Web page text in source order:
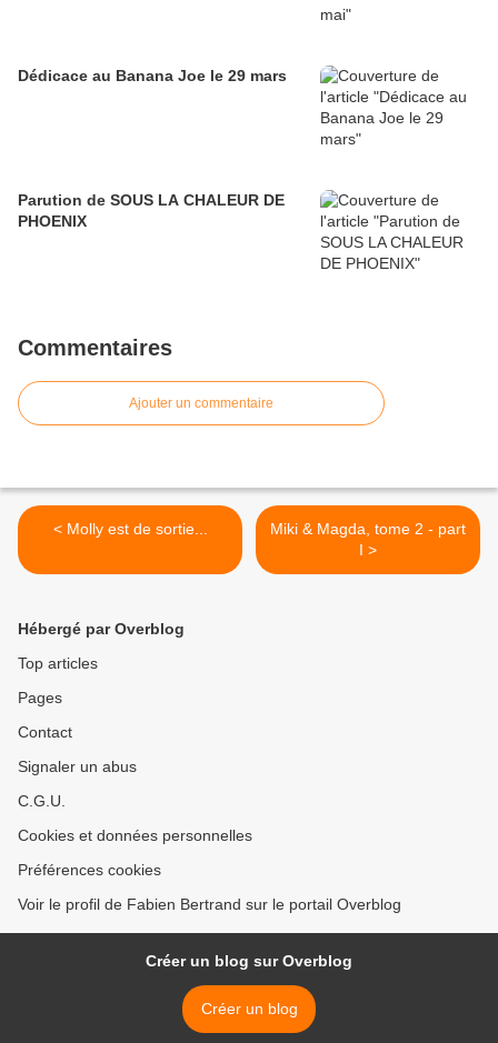
Dédicace au Banana Joe le 29 mars
Parution de SOUS LA CHALEUR DE
PHOENIX
Commentaires
Ajouter un commentaire
< Molly est de sortie...
Miki & Magda, tome 2 - part
I >
Hébergé par Overblog
Top articles
Pages
Contact
Signaler un abus
C.G.U.
Cookies et données personnelles
Préférences cookies
Voir le profil de Fabien Bertrand sur le portail Overblog
Créer un blog sur Overblog
Créer un blog